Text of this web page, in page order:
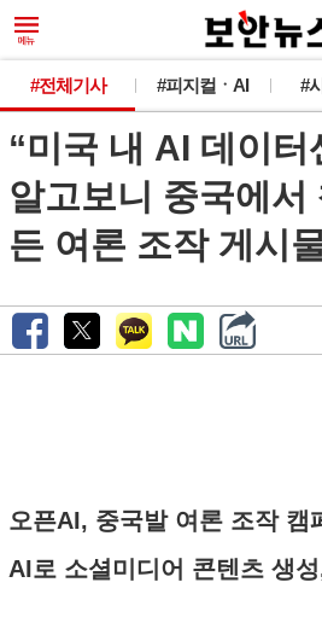
#전체기사 #피지컬ㆍAI #
“미국 내 AI 데이터
알고보니 중국에서
든 여론 조작 게시
오픈AI, 중국발 여론 조작 캠
AI로 소셜미디어 콘텐츠 생
새로운 뉴스가 도착했습니다.
韓 외교관 전원 해킹 추정... 최대 1만